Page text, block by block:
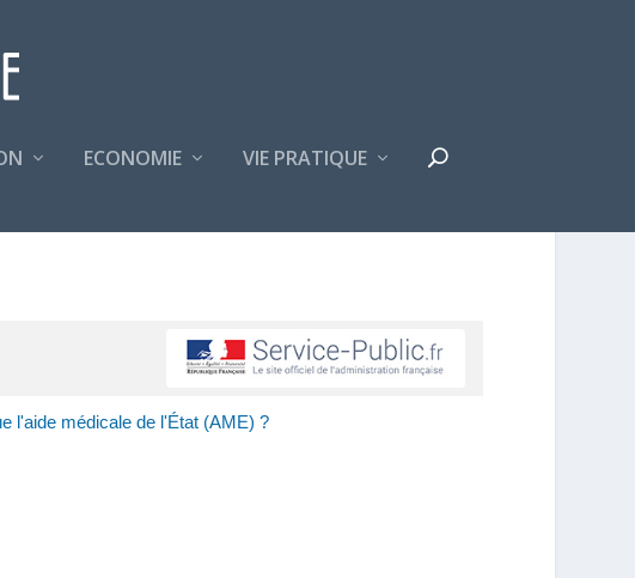
ECONOMIE VIE PRATIQUE
l'aide médicale de l'État (AME) ?